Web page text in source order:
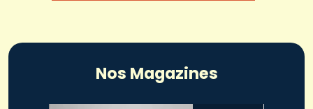
Nos Magazines